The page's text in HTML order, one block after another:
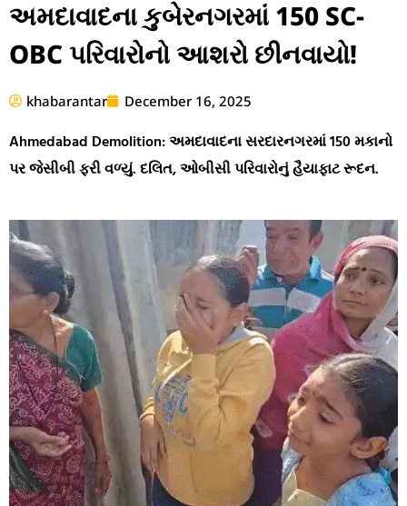
અમદાવાદના કુબેરનગરમાં 150 SC-
OBC પરિવારોનો આશરો છીનવાયો!
khabarantar December 16, 2025
Ahmedabad Demolition: અમદાવાદના સરદારનગરમાં 150 મકાનો
પર જેસીબી ફરી વળ્યું. દલિત, ઓબીસી પરિવારોનું હૈયાફાટ રૂદન.